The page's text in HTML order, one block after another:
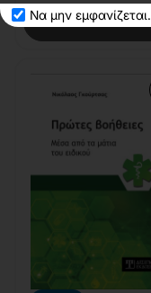
Να μην εμφανίζεται.
ΠΡΟΣΘΉΚΗ